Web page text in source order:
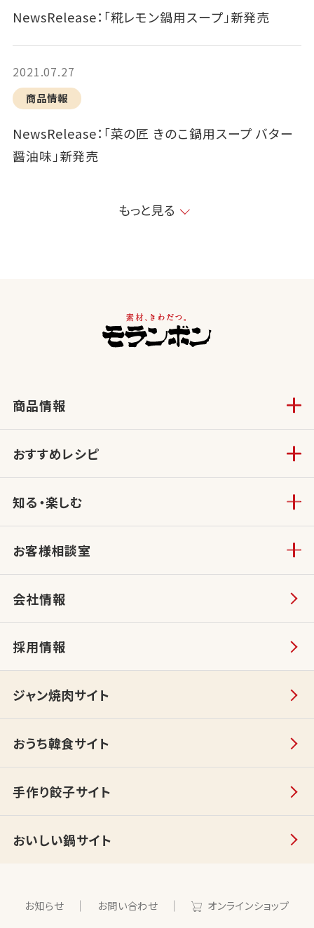
NewsRelease：「糀レモン鍋用スープ」新発売
2021.07.27
商品情報
NewsRelease：「菜の匠 きのこ鍋用スープ バター
醤油味」新発売
もっと見る
商品情報
おすすめレシピ
知る・楽しむ
お客様相談室
会社情報
採用情報
ジャン焼肉サイト
おうち韓食サイト
手作り餃子サイト
おいしい鍋サイト
お知らせ お問い合わせ オンラインショップ